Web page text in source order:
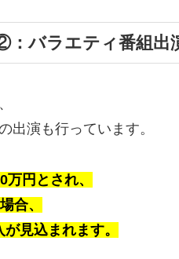
：バラエティ番組出
出演も行っています。
円とされ、
合、
見込まれます。